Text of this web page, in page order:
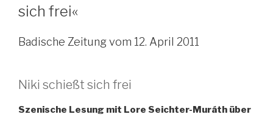
sich frei«
Badische Zeitung vom 12. April 2011
Niki schießt sich frei
Szenische Lesung mit Lore Seichter-Muráth über